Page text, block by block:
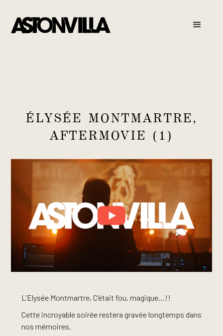
ÉLYSÉE MONTMARTRE,
AFTERMOVIE (1)
L'Elysée Montmartre, C’était fou, magique…!!
Cette incroyable soirée restera gravée longtemps dans
nos mémoires.